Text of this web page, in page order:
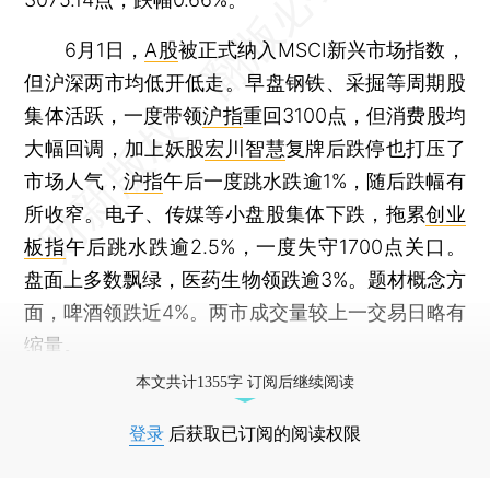
6月1日， A股被正式纳入MSCI新兴市场指数，
但沪深两市均低开低走。早盘钢铁、采掘等周期股
集体活跃，一度带领沪指重回3100点，但消费股均
大幅回调，加上妖股宏川智慧复牌后跌停也打压了
市场人气，沪指午后一度跳水跌逾1%，随后跌幅有
所收窄。电子、传媒等小盘股集体下跌，拖累创业
板指午后跳水跌逾2.5%，一度失守1700点关口。
盘面上多数飘绿，医药生物领跌逾3%。题材概念方
面，啤酒领跌近4%。两市成交量较上一交易日略有
缩量。
本文共计1355字 订阅后继续阅读
登录 后获取已订阅的阅读权限